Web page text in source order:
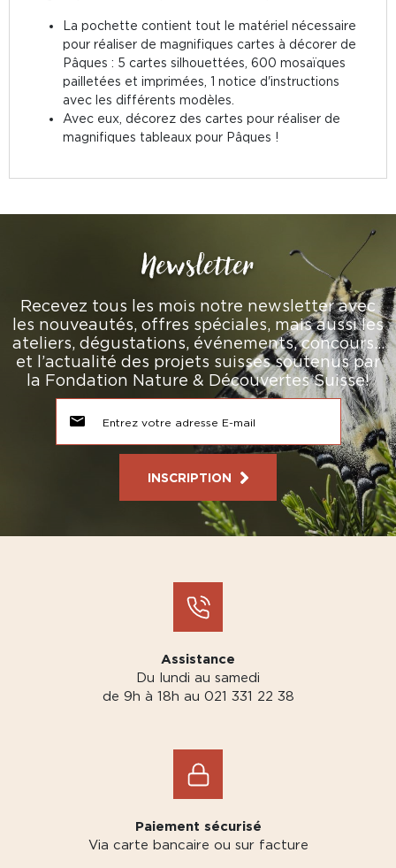
La pochette contient tout le matériel nécessaire
pour réaliser de magnifiques cartes à décorer de
Pâques : 5 cartes silhouettées, 600 mosaïques
pailletées et imprimées, 1 notice d'instructions
avec les différents modèles.
Avec eux, décorez des cartes pour réaliser de
magnifiques tableaux pour Pâques !
Newsletter
Recevez tous les mois notre newsletter avec
les nouveautés, offres spéciales, mais aussi les
ateliers, dégustations, événements, concours…
et l’actualité des projets suisses soutenus par
la Fondation Nature & Découvertes Suisse!
INSCRIPTION
Assistance
Du lundi au samedi
de 9h à 18h au 021 331 22 38
Paiement sécurisé
Via carte bancaire ou sur facture